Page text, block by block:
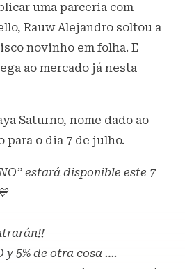
uma parceria com
Rauw Alejandro soltou a
novinho em folha. E
ao mercado já nesta
Saturno, nome dado ao
para o dia 7 de julho.
estará disponible este 7
y 5% de otra cosa ….